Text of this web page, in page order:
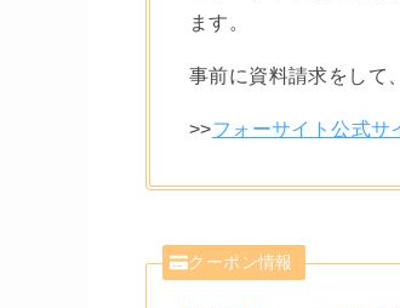
ます。
事前に資料請求をして
>>フォーサイト公式サ
クーポン情報